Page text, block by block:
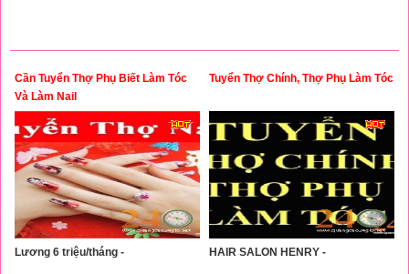
Cần Tuyển Thợ Phụ Biết Làm Tóc
Và Làm Nail
Lương 6 triệu/tháng -
Tuyển Thợ Chính, Thợ Phụ Làm Tóc
HAIR SALON HENRY -